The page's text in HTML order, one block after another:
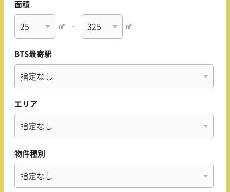
面積
㎡ - ㎡
BTS最寄駅
エリア
物件種別